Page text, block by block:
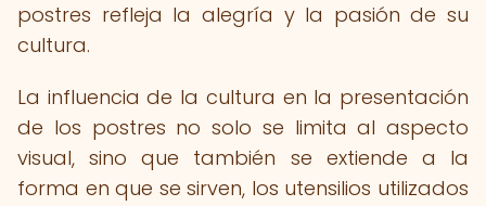
postres refleja la alegría y la pasión de su
cultura.
La influencia de la cultura en la presentación
de los postres no solo se limita al aspecto
visual, sino que también se extiende a la
forma en que se sirven, los utensilios utilizados